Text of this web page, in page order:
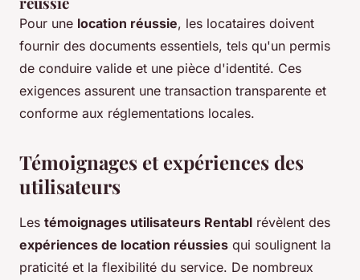
Pour une location réussie, les locataires doivent
fournir des documents essentiels, tels qu'un permis
de conduire valide et une pièce d'identité. Ces
exigences assurent une transaction transparente et
conforme aux réglementations locales.
Témoignages et expériences des
utilisateurs
Les témoignages utilisateurs Rentabl révèlent des
expériences de location réussies qui soulignent la
praticité et la flexibilité du service. De nombreux